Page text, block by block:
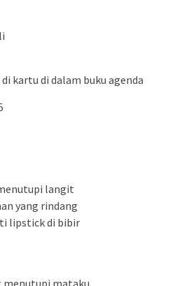
kartu di dalam buku agenda
langit
yang rindang
lipstick di bibir
menutupi mataku